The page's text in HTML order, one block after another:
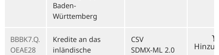
Baden-
Württemberg
BBBK7.Q.
OEAE28
Kredite an das
inländische
CSV
SDMX-ML 2.0